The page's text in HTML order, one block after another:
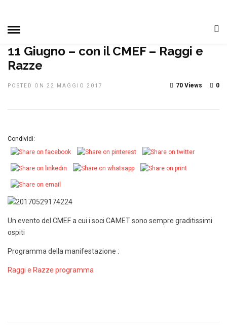
NOTIZIE, EVENTI E MANIFESTAZIONI
11 Giugno – con il CMEF – Raggi e
Razze
POSTED ON 22 MAGGIO 2017 0
70 Views
Condividi:
Un evento del CMEF a cui i soci CAMET sono sempre graditissimi
ospiti
Programma della manifestazione :
Raggi e Razze programma